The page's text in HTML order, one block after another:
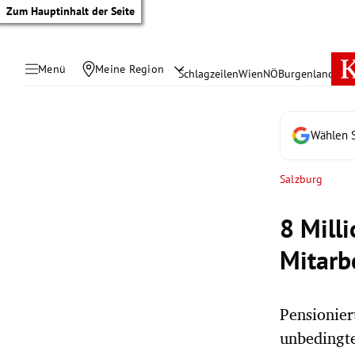
Zum Hauptinhalt der Seite
Menü Meine Region SchlagzeilenWienNÖBurgenland
Wählen
Salzburg
8